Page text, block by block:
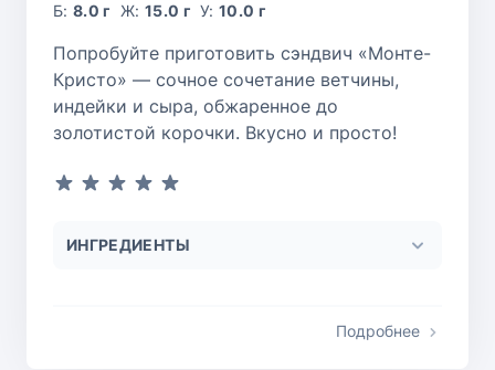
Б:8.0 г Ж: 15.0 г У:10.0 г
Попробуйте приготовить сэндвич «Монте-
Кристо» — сочное сочетание ветчины,
индейки и сыра, обжаренное до
золотистой корочки. Вкусно и просто!
ИНГРЕДИЕНТЫ
Подробнее